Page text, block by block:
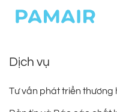
Dịch vụ
Tư vấn phát triển thương